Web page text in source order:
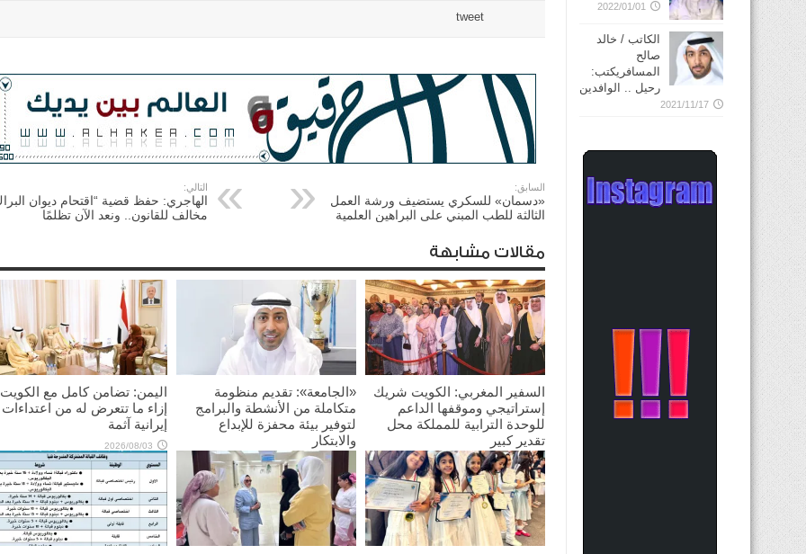
tweet
السابق:
«دسمان» للسكري يستضيف ورشة العمل
الثالثة للطب المبني على البراهين العلمية
التالي:
الهاجري: حفظ قضية “اقتحام ديوان
مخالف للقانون.. ونعد الآن تظلمًا
مقالات مشابهة
السفير المغربي: الكويت شريك
إستراتيجي وموقفها الداعم
للوحدة الترابية للمملكة محل
تقدير كبير
2026/08/03
«الجامعة»: تقديم منظومة
متكاملة من الأنشطة والبرامج
لتوفير بيئة محفزة للإبداع
والابتكار
2026/08/03
اليمن: تضامن كامل مع الكويت
إزاء ما تتعرض له من اعتداءات
إيرانية آثمة
2026/08/03
2022/01/01
الكاتب / خالد
صالح
المسافريكتب:
رحيل .. الوافدين
2021/11/17